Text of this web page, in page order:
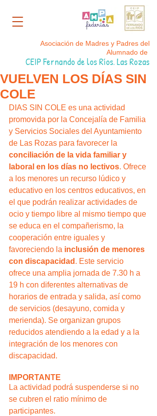
Asociación de Madres y Padres del
Alumnado de
CEIP Fernando de los Ríos. Las Rozas
VUELVEN LOS DÍAS SIN
COLE
DIAS SIN COLE es una actividad
promovida por la Concejalía de Familia
y Servicios Sociales del Ayuntamiento
de Las Rozas para favorecer la
conciliación de la vida familiar y
laboral en los días no lectivos. Ofrece
a los menores un recurso lúdico y
educativo en los centros educativos, en
el que podrán realizar actividades de
ocio y tiempo libre al mismo tiempo que
se educa en el compañerismo, la
cooperación entre iguales y
favoreciendo la inclusión de menores
con discapacidad . Este servicio
ofrece una amplia jornada de 7.30 h a
19 h con diferentes alternativas de
horarios de entrada y salida, así como
de servicios (desayuno, comida y
merienda). Se organizan grupos
reducidos atendiendo a la edad y a la
integración de los menores con
discapacidad.
IMPORTANTE
La actividad podrá suspenderse si no
se cubren el ratio mínimo de
participantes.